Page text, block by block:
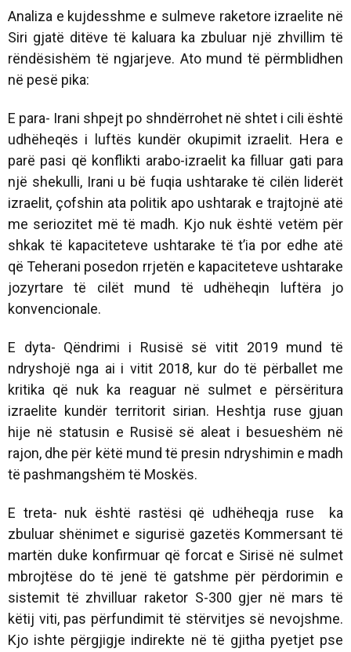
Analiza e kujdesshme e sulmeve raketore izraelite në
Siri gjatë ditëve të kaluara ka zbuluar një zhvillim të
rëndësishëm të ngjarjeve. Ato mund të përmblidhen
në pesë pika:
E para- Irani shpejt po shndërrohet në shtet i cili është
udhëheqës i luftës kundër okupimit izraelit. Hera e
parë pasi që konflikti arabo-izraelit ka filluar gati para
një shekulli, Irani u bë fuqia ushtarake të cilën liderët
izraelit, çofshin ata politik apo ushtarak e trajtojnë atë
me seriozitet më të madh. Kjo nuk është vetëm për
shkak të kapaciteteve ushtarake të t’ia por edhe atë
që Teherani posedon rrjetën e kapaciteteve ushtarake
jozyrtare të cilët mund të udhëheqin luftëra jo
konvencionale.
E dyta- Qëndrimi i Rusisë së vitit 2019 mund të
ndryshojë nga ai i vitit 2018, kur do të përballet me
kritika që nuk ka reaguar në sulmet e përsëritura
izraelite kundër territorit sirian. Heshtja ruse gjuan
hije në statusin e Rusisë së aleat i besueshëm në
rajon, dhe për këtë mund të presin ndryshimin e madh
të pashmangshëm të Moskës.
E treta- nuk është rastësi që udhëheqja ruse ka
zbuluar shënimet e sigurisë gazetës Kommersant të
martën duke konfirmuar që forcat e Sirisë në sulmet
mbrojtëse do të jenë të gatshme për përdorimin e
sistemit të zhvilluar raketor S-300 gjer në mars të
këtij viti, pas përfundimit të stërvitjes së nevojshme.
Kjo ishte përgjigje indirekte në të gjitha pyetjet pse